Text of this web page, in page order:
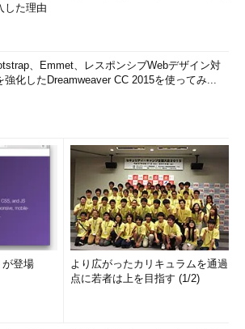
した理由
、Emmet、レスポンシブWebデザイン対
強化したDreamweaver CC 2015を使ってみ...
が登場
より広がったカリキュラムを通過
点に若者は上を目指す (1/2)